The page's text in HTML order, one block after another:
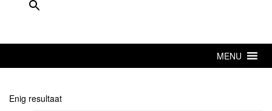
MENU
Enig resultaat